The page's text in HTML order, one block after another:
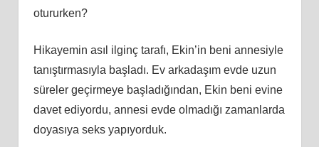
otururken?
Hikayemin asıl ilginç tarafı, Ekin’in beni annesiyle
tanıştırmasıyla başladı. Ev arkadaşım evde uzun
süreler geçirmeye başladığından, Ekin beni evine
davet ediyordu, annesi evde olmadığı zamanlarda
doyasıya seks yapıyorduk.